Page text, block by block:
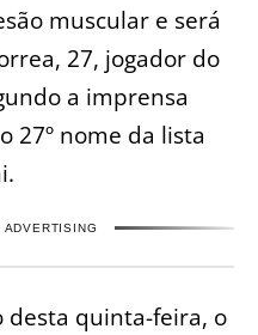
muscular e será
27, jogador do
a imprensa
27º nome da lista
ADVERTISING
desta quinta-feira, o